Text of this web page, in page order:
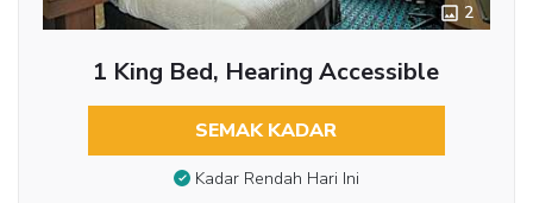
2
1 King Bed, Hearing Accessible
SEMAK KADAR
Kadar Rendah Hari Ini